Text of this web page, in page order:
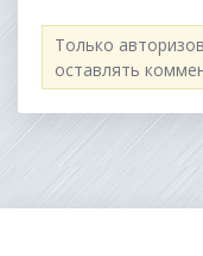
Только
оставлять